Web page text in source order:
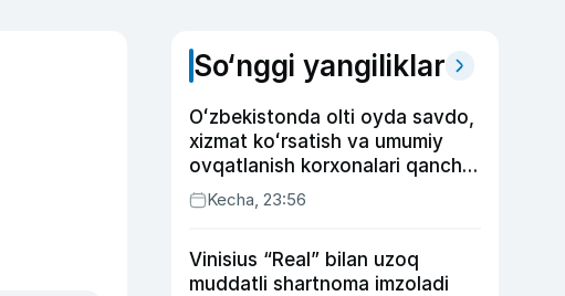
So‘nggi yangiliklar
Oʻzbekistonda olti oyda savdo,
xizmat koʻrsatish va umumiy
ovqatlanish korxonalari qancha
soliq toʻlagani ochiqlandi
Kecha, 23:56
Vinisius “Real” bilan uzoq
muddatli shartnoma imzoladi